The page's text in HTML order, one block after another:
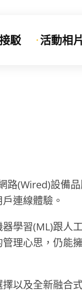
駁 活動相片
路(Wired)設備
連線體驗。
學習(ML)跟人
理心思，仍能
以及全新融合